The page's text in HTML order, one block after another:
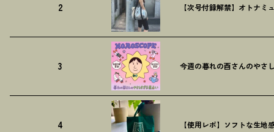
2 【次号付録解禁】オトナ
3 今週の暮れの酉さんのや
4 【使用レポ】ソフトな生